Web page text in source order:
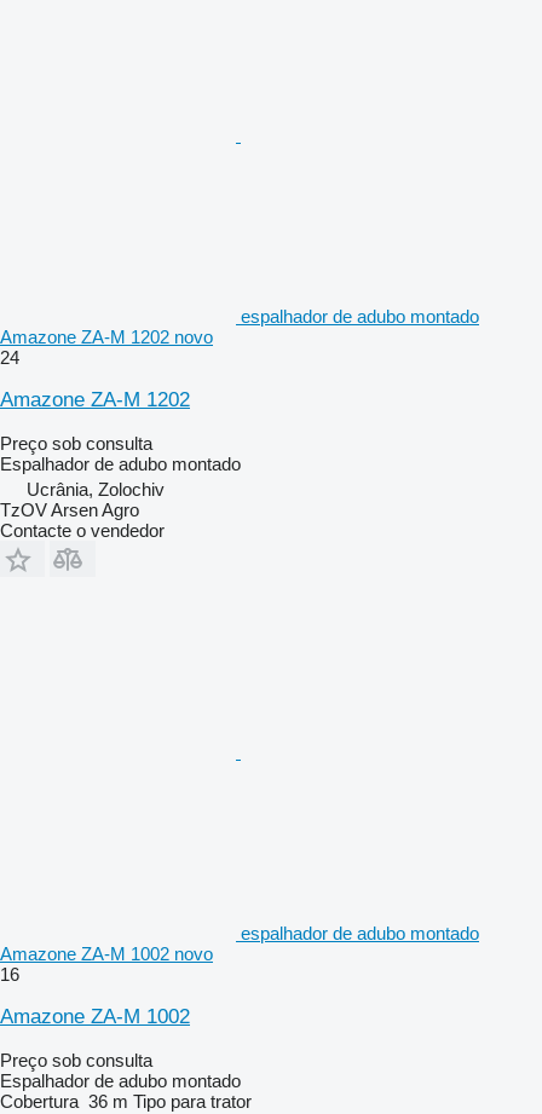
espalhador de adubo montado
Amazone ZA-M 1202 novo
24
Amazone ZA-M 1202
Preço sob consulta
Espalhador de adubo montado
Ucrânia, Zolochiv
TzOV Arsen Agro
Contacte o vendedor
espalhador de adubo montado
Amazone ZA-M 1002 novo
16
Amazone ZA-M 1002
Preço sob consulta
Espalhador de adubo montado
Cobertura 36 m Tipo para trator